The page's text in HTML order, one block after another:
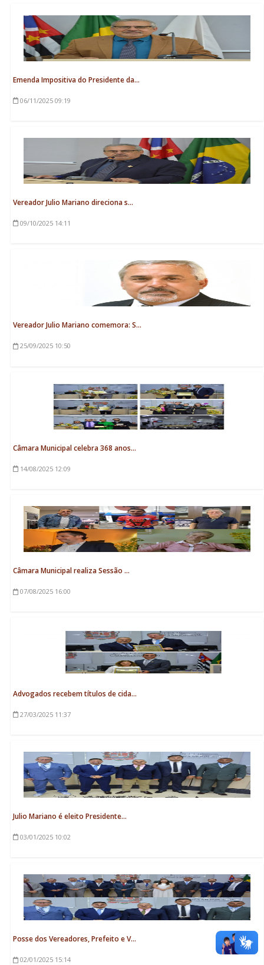
Emenda Impositiva do Presidente da...
06/11/2025 09:19
Vereador Julio Mariano direciona s...
09/10/2025 14:11
Vereador Julio Mariano comemora: S...
25/09/2025 10:50
Câmara Municipal celebra 368 anos...
14/08/2025 12:09
Câmara Municipal realiza Sessão ...
07/08/2025 16:00
Advogados recebem títulos de cida...
27/03/2025 11:37
Julio Mariano é eleito Presidente...
03/01/2025 10:02
Posse dos Vereadores, Prefeito e V...
02/01/2025 15:14